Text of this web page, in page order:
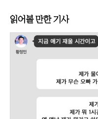
읽어볼 만한 기사